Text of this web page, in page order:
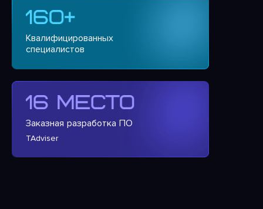
Квалифицированных
специалистов
Заказная разработка ПО
TAdviser